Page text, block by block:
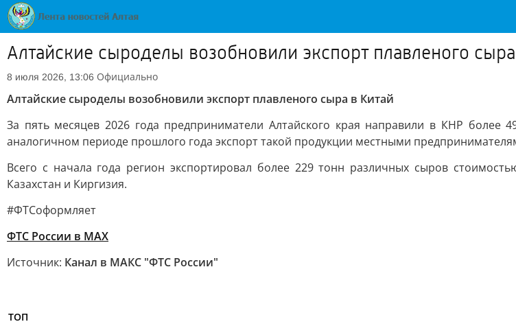
Алтайские сыроделы возобновили экспорт плавленого
8 июля 2026, 13:06 Официально
Алтайские сыроделы возобновили экспорт плавленого сыра в Китай
За пять месяцев 2026 года предприниматели Алтайского края направили в КНР
аналогичном периоде прошлого года экспорт такой продукции местными
Всего с начала года регион экспортировал более 229 тонн различных сыров
Казахстан и Киргизия.
#ФТСоформляет
ФТС России в MAX
Источник: Канал в МАКС "ФТС России"
ТОП